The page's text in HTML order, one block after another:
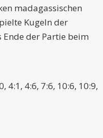
madagassischen
Kugeln der
der Partie beim
4:1, 4:6, 7:6, 10:6, 10:9,